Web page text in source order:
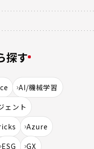
探す
AI/機械学習
ェント
Azure
ESG GX